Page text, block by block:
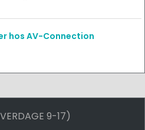
hos AV-Connection
9-17)